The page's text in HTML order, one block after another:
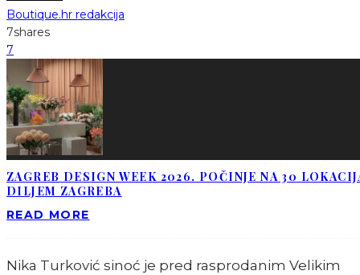
Boutique.hr redakcija
7shares
7
ZAGREB DESIGN WEEK 2026. POČINJE NA 30
DILJEM ZAGREBA
READ MORE
Nika Turković sinoć je pred rasprodanim Velikim